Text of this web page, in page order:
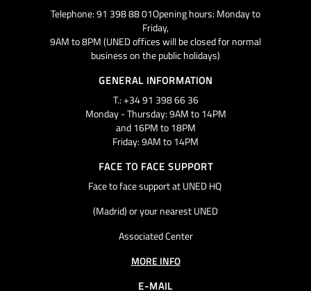
Telephone: 91 398 88 01Opening hours: Monday to
Friday,
9AM to 8PM (UNED offices will be closed for normal
business on the public holidays)
GENERAL INFORMATION
T.: +34 91 398 66 36
Monday - Thursday: 9AM to 14PM
and 16PM to 18PM
Friday: 9AM to 14PM
FACE TO FACE SUPPORT
Face to face support at UNED HQ
(Madrid) or your nearest UNED
Associated Center
MORE INFO
E-MAIL